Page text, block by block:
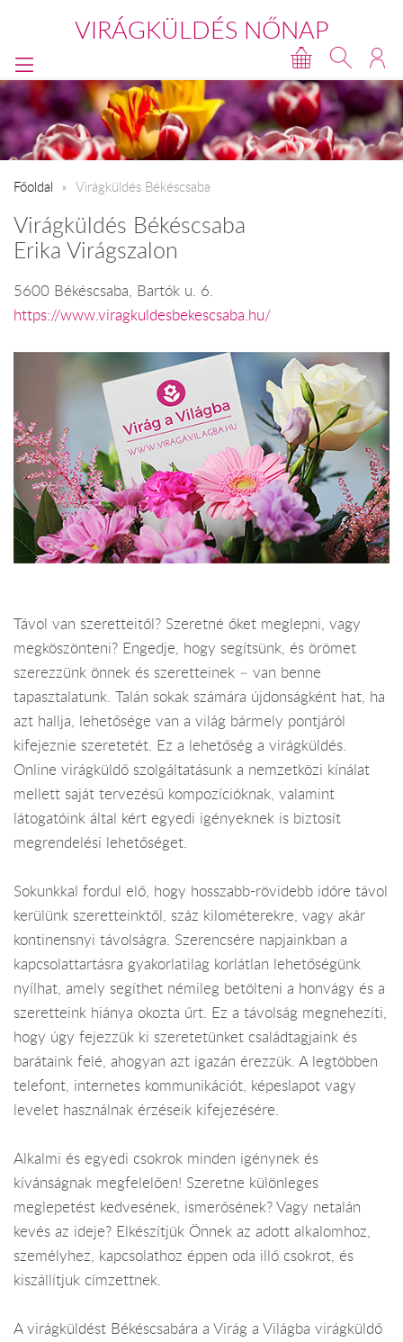
VIRÁGKÜLDÉS NŐNAP
Főoldal Virágküldés Békéscsaba
Virágküldés Békéscsaba
Erika Virágszalon
5600 Békéscsaba, Bartók u. 6.
https://www.viragkuldesbekescsaba.hu/
Távol van szeretteitől? Szeretné őket meglepni, vagy
megköszönteni? Engedje, hogy segítsünk, és örömet
szerezzünk önnek és szeretteinek – van benne
tapasztalatunk. Talán sokak számára újdonságként hat, ha
azt hallja, lehetősége van a világ bármely pontjáról
kifejeznie szeretetét. Ez a lehetőség a virágküldés.
Online virágküldő szolgáltatásunk a nemzetközi kínálat
mellett saját tervezésű kompozícióknak, valamint
látogatóink által kért egyedi igényeknek is biztosít
megrendelési lehetőséget.
Sokunkkal fordul elő, hogy hosszabb-rövidebb időre távol
kerülünk szeretteinktől, száz kilométerekre, vagy akár
kontinensnyi távolságra. Szerencsére napjainkban a
kapcsolattartásra gyakorlatilag korlátlan lehetőségünk
nyílhat, amely segíthet némileg betölteni a honvágy és a
szeretteink hiánya okozta űrt. Ez a távolság megnehezíti,
hogy úgy fejezzük ki szeretetünket családtagjaink és
barátaink felé, ahogyan azt igazán érezzük. A legtöbben
telefont, internetes kommunikációt, képeslapot vagy
levelet használnak érzéseik kifejezésére.
Alkalmi és egyedi csokrok minden igénynek és
kívánságnak megfelelően! Szeretne különleges
meglepetést kedvesének, ismerősének? Vagy netalán
kevés az ideje? Elkészítjük Önnek az adott alkalomhoz,
személyhez, kapcsolathoz éppen oda illő csokrot, és
kiszállítjuk címzettnek.
A virágküldést Békéscsabára a Virág a Világba virágküldő